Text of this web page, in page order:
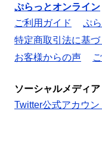
ぷらっとオンライン
ご利用ガイド
ぷ
特定商取引法に基
お客様からの声
ソーシャルメディア
Twitter公式アカウン